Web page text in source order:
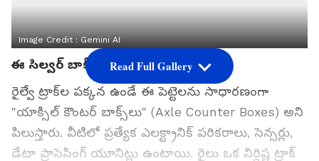
Image Credit :Gemini AI
ఈ సిల్వర్ బాక్స్‌లను ఏమంటారు?
రైల్వే ట్రాక్‌ల పక్కన ఉండే ఈ పెట్టెలను సాధారణంగా
"యాక్సిల్ కౌంటర్ బాక్స్‌లు" (Axle Counter Boxes) అని
పిలుస్తారు. వీటిలో ప్రత్యేక ఎలక్ట్రానిక్ పరికరాలు, సెన్సర్లు,
డేటా ప్రాసెసింగ్ యూనిట్లు ఉంటాయి. రైలు ఒక నిర్దిష్ట ట్రాక్
Read Full Gallery